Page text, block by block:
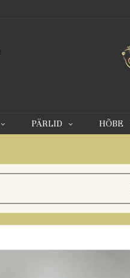
PÄRLID HÕBE